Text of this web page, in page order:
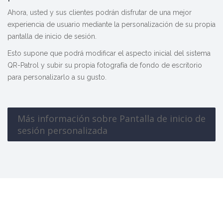
Ahora, usted y sus clientes podrán disfrutar de una mejor
experiencia de usuario mediante la personalización de su propia
pantalla de inicio de sesión.
Esto supone que podrá modificar el aspecto inicial del sistema
QR-Patrol y subir su propia fotografía de fondo de escritorio
para personalizarlo a su gusto.
Más información sobre Pantalla de inicio de
sesión personalizada